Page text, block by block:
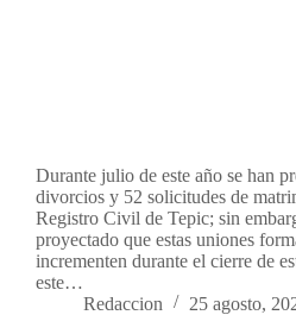
Durante julio de este año se han
divorcios y 52 solicitudes de
Registro Civil de Tepic; sin
proyectado que estas uniones
incrementen durante el cierre de
este…
Redaccion
25 agosto,